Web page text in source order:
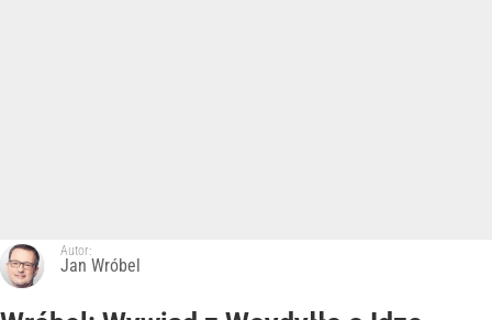
Autor:
Jan Wróbel